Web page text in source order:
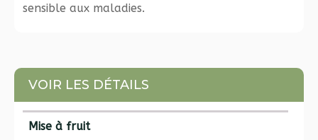
sensible aux maladies.
VOIR LES DÉTAILS
Mise à fruit